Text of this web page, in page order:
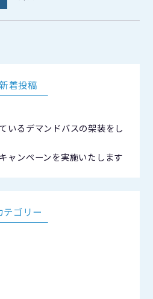
着投稿
いるデマンドバスの架装をし
ャンペーンを実施いたします
テゴリー